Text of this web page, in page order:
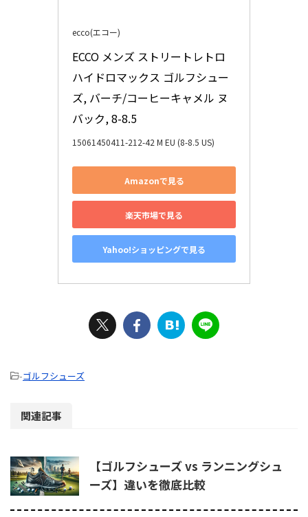
ecco(エコー)
ECCO メンズ ストリートレトロ
ハイドロマックス ゴルフシュー
ズ, バーチ/コーヒーキャメル ヌ
バック, 8-8.5
15061450411-212-42 M EU (8-8.5 US)
Amazonで見る
楽天市場で見る
Yahoo!ショッピングで見る
-ゴルフシューズ
関連記事
【ゴルフシューズ vs ランニングシュ
ーズ】違いを徹底比較